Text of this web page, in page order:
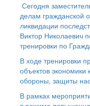
Сегодня
делам гражданской
ликвидации
Виктор Николаевич
тренировки по
В ходе тренировки
объектов
обороны, защиты
В рамках